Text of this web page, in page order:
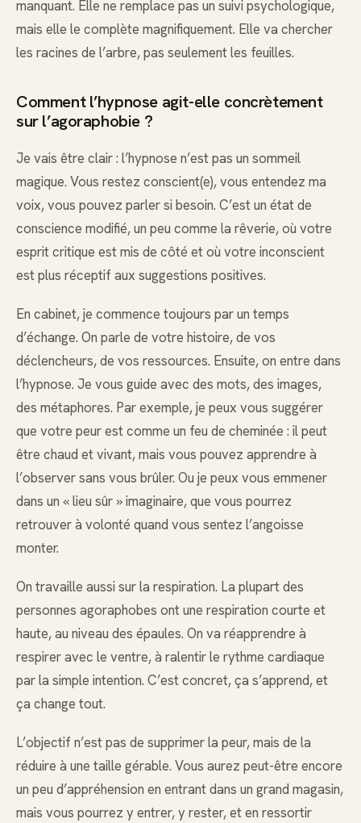
manquant. Elle ne remplace pas un suivi psychologique,
mais elle le complète magnifiquement. Elle va chercher
les racines de l’arbre, pas seulement les feuilles.
Comment l’hypnose agit-elle concrètement
sur l’agoraphobie ?
Je vais être clair : l’hypnose n’est pas un sommeil
magique. Vous restez conscient(e), vous entendez ma
voix, vous pouvez parler si besoin. C’est un état de
conscience modifié, un peu comme la rêverie, où votre
esprit critique est mis de côté et où votre inconscient
est plus réceptif aux suggestions positives.
En cabinet, je commence toujours par un temps
d’échange. On parle de votre histoire, de vos
déclencheurs, de vos ressources. Ensuite, on entre dans
l’hypnose. Je vous guide avec des mots, des images,
des métaphores. Par exemple, je peux vous suggérer
que votre peur est comme un feu de cheminée : il peut
être chaud et vivant, mais vous pouvez apprendre à
l’observer sans vous brûler. Ou je peux vous emmener
dans un « lieu sûr » imaginaire, que vous pourrez
retrouver à volonté quand vous sentez l’angoisse
monter.
On travaille aussi sur la respiration. La plupart des
personnes agoraphobes ont une respiration courte et
haute, au niveau des épaules. On va réapprendre à
respirer avec le ventre, à ralentir le rythme cardiaque
par la simple intention. C’est concret, ça s’apprend, et
ça change tout.
L’objectif n’est pas de supprimer la peur, mais de la
réduire à une taille gérable. Vous aurez peut-être encore
un peu d’appréhension en entrant dans un grand magasin,
mais vous pourrez y entrer, y rester, et en ressortir